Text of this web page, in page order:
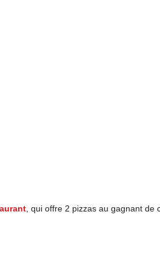
, qui offre 2 pizzas au gagnant de